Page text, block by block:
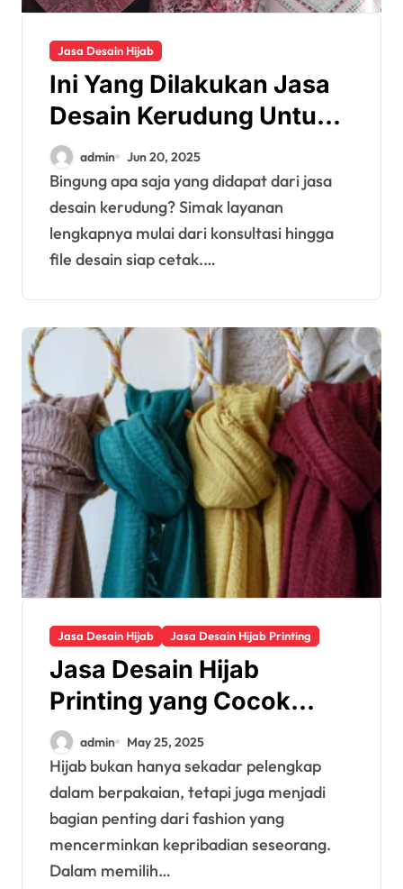
Jasa Desain Hijab
Ini Yang Dilakukan Jasa
Desain Kerudung Untuk
Anda
admin Jun 20, 2025
Bingung apa saja yang didapat dari jasa
desain kerudung? Simak layanan
lengkapnya mulai dari konsultasi hingga
file desain siap cetak.…
Jasa Desain Hijab Jasa Desain Hijab Printing
Jasa Desain Hijab
Printing yang Cocok
untuk Berbagai Kulit
admin May 25, 2025
Hijab bukan hanya sekadar pelengkap
dalam berpakaian, tetapi juga menjadi
bagian penting dari fashion yang
mencerminkan kepribadian seseorang.
Dalam memilih…